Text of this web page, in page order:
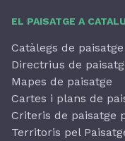
EL PAISATGE A
Catàlegs de paisatge
Directrius de
Mapes de paisatge
Cartes i plans de
Criteris de paisatge
Territoris pel